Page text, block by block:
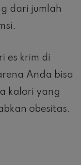
dari jumlah
es krim di
Anda bisa
kalori yang
obesitas.